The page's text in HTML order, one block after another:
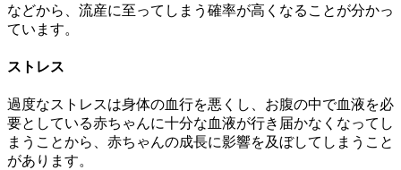
などから、流産に至ってしまう確率が高くなることが分かっ
ています。
ストレス
過度なストレスは身体の血行を悪くし、お腹の中で血液を必
要としている赤ちゃんに十分な血液が行き届かなくなってし
まうことから、赤ちゃんの成長に影響を及ぼしてしまうこと
があります。